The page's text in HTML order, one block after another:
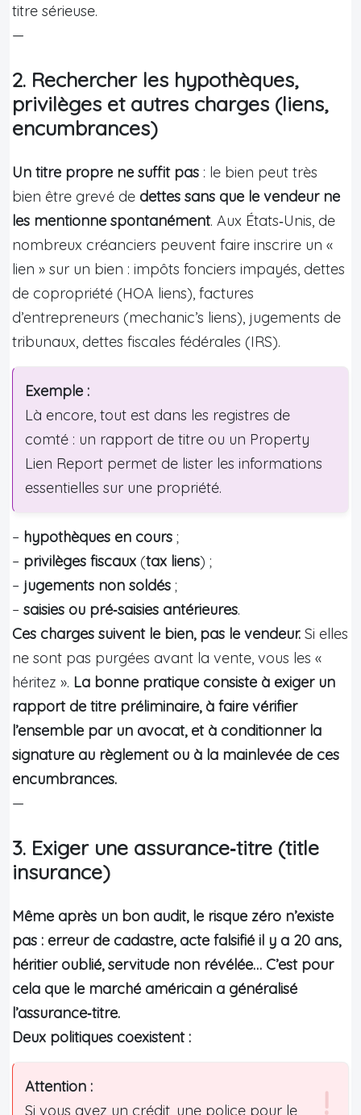
titre sérieuse.
—
2. Rechercher les hypothèques,
privilèges et autres charges (liens,
encumbrances)
Un titre propre ne suffit pas : le bien peut très
bien être grevé de dettes sans que le vendeur ne
les mentionne spontanément. Aux États‑Unis, de
nombreux créanciers peuvent faire inscrire un «
lien » sur un bien : impôts fonciers impayés, dettes
de copropriété (HOA liens), factures
d’entrepreneurs (mechanic’s liens), jugements de
tribunaux, dettes fiscales fédérales (IRS).
Exemple :
Là encore, tout est dans les registres de
comté : un rapport de titre ou un Property
Lien Report permet de lister les informations
essentielles sur une propriété.
– hypothèques en cours ;
– privilèges fiscaux (tax liens) ;
– jugements non soldés ;
– saisies ou pré‑saisies antérieures.
Ces charges suivent le bien, pas le vendeur. Si elles
ne sont pas purgées avant la vente, vous les «
héritez ». La bonne pratique consiste à exiger un
rapport de titre préliminaire, à faire vérifier
l’ensemble par un avocat, et à conditionner la
signature au règlement ou à la mainlevée de ces
encumbrances.
—
3. Exiger une assurance‑titre (title
insurance)
Même après un bon audit, le risque zéro n’existe
pas : erreur de cadastre, acte falsifié il y a 20 ans,
héritier oublié, servitude non révélée… C’est pour
cela que le marché américain a généralisé
l’assurance‑titre.
Deux politiques coexistent :
Attention :
Si vous avez un crédit, une police pour le